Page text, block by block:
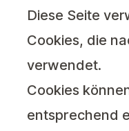
Diese Seite
Cookies, die
verwendet.
Cookies
entsprechend